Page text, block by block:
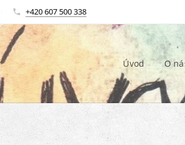
+420 607 500 338
Úvod O